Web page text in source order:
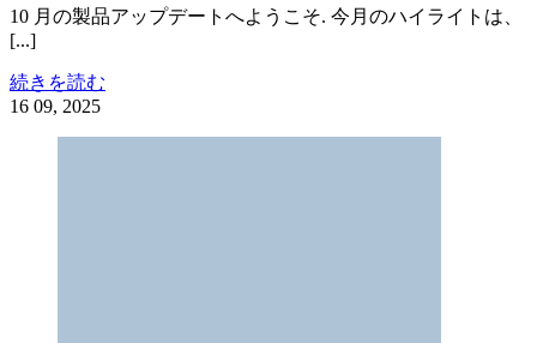
10 月の製品アップデートへようこそ. 今月のハイライトは、
[...]
続きを読む
16 09, 2025